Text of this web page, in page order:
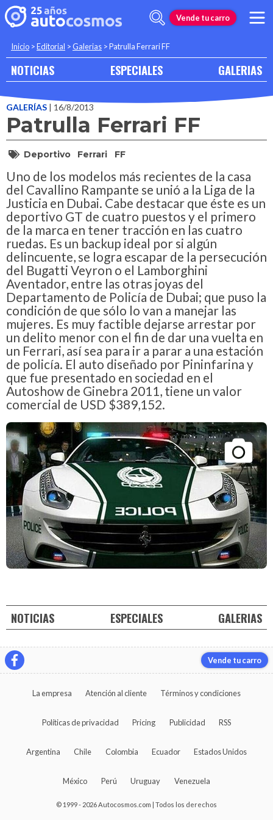
Vende tu carro
Inicio >Editorial >Galerias >Patrulla Ferrari FF
NOTICIAS ESPECIALES GALERIAS
GALERÍAS | 16/8/2013
Patrulla Ferrari FF
Deportivo Ferrari FF
Uno de los modelos más recientes de la casa
del Cavallino Rampante se unió a la Liga de la
Justicia en Dubai. Cabe destacar que éste es un
deportivo GT de cuatro puestos y el primero
de la marca en tener tracción en las cuatro
ruedas. Es un backup ideal por si algún
delincuente, se logra escapar de la persecución
del Bugatti Veyron o el Lamborghini
Aventador, entre las otras joyas del
Departamento de Policía de Dubai; que puso la
condición de que sólo lo van a manejar las
mujeres. Es muy factible dejarse arrestar por
un delito menor con el fin de dar una vuelta en
un Ferrari, así sea para ir a parar a una estación
de policía. El auto diseñado por Pininfarina y
que fue presentado en sociedad en el
Autoshow de Ginebra 2011, tiene un valor
comercial de USD $389,152.
NOTICIAS ESPECIALES GALERIAS
Vende tu carro
La empresa Atención al cliente Términos y condiciones
Políticas de privacidad Pricing Publicidad RSS
Argentina Chile Colombia Ecuador Estados Unidos
México Perú Uruguay Venezuela
© 1999 - 2026 Autocosmos.com | Todos los derechos